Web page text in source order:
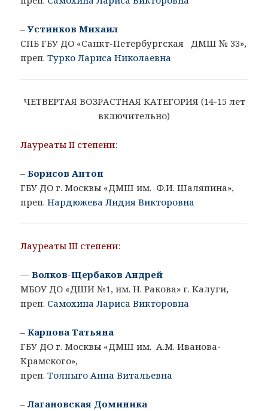
–Устинков Михаил
СПБ ГБУ ДО «Санкт-Петербургская ДМШ № 33»,
преп.Турко Лариса Николаевна
ЧЕТВЕРТАЯ ВОЗРАСТНАЯ КАТЕГОРИЯ (14-15 лет
включительно)
Лауреаты II степени:
–Борисов Антон
ГБУ ДО г. Москвы «ДМШ им. Ф.И. Шаляпина»,
преп.Нардюжева Лидия Викторовна
Лауреаты III степени:
—Волков-Щербаков Андрей
МБОУ ДО «ДШИ №1, им. Н. Ракова» г. Калуги,
преп. Самохина Лариса Викторовна
–Карпова Татьяна
ГБУ ДО г. Москвы «ДМШ им. А.М. Иванова-
Крамского»,
преп.Толпыго Анна Витальевна
–Лагановская Доминика